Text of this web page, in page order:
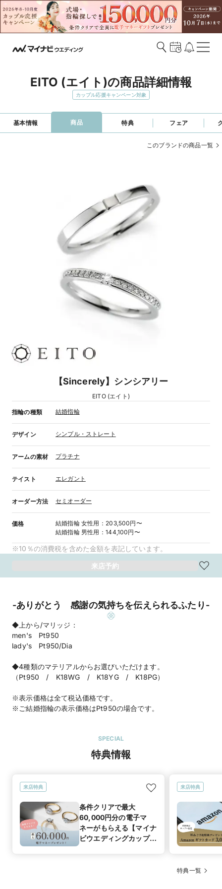
EITO (エイト)の商品詳細情報
カップル応援キャンペーン対象
基本情報 商品 特典 フェア
このブランドの商品一覧
【Sincerely】シンシアリー
EITO (エイト)
指輪の種類 結婚指輪
デザイン シンプル・ストレート
アームの素材 プラチナ
テイスト エレガント
オーダー方法 セミオーダー
価格 結婚指輪 女性用 ： 203,500円〜
結婚指輪 男性用 ：144,100円〜
※10％の消費税を含めた金額を表記しています。
来店予約
-ありがとう 感謝の気持ちを伝えられるふたり-
◆上から/マリッジ：
men's Pt950
lady's Pt950/Dia
◆4種類のマテリアルからお選びいただけます。
（Pt950 / K18WG / K18YG / K18PG）
※表示価格は全て税込価格です。
※ご結婚指輪の表示価格はPt950の場合です。
SPECIAL
特典情報
来店特典
条件クリアで最大
60,000円分の電子マ
ネーがもらえる【マイナ
ビウエディングカップル
来店特典
特典一覧